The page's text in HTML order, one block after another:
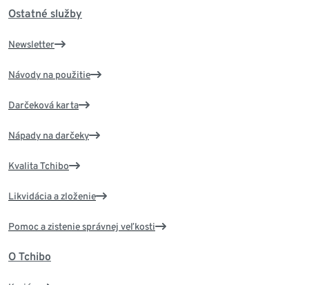
Ostatné služby
Newsletter
Návody na použitie
Darčeková karta
Nápady na darčeky
Kvalita Tchibo
Likvidácia a zloženie
Pomoc a zistenie správnej veľkosti
O Tchibo